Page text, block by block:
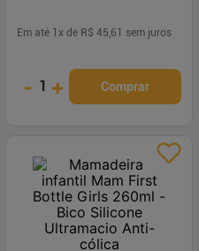
Em até 1 x de R$ 45,61 sem juros
- 1 + Comprar